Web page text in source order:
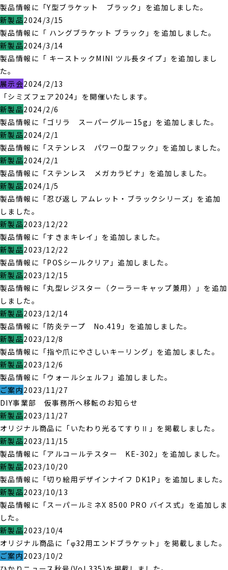
製品情報に「Y型ブラケット ブラック」を追加しました。
新製品2024/3/15
製品情報に「 ハングブラケット ブラック」を追加しました。
新製品2024/3/14
製品情報に「 キーストックMINI ツル長タイプ」を追加しまし
た。
展示会2024/2/13
「シミズフェア2024」を開催いたします。
新製品2024/2/6
製品情報に「ゴリラ スーパーグルー15g」を追加しました。
新製品2024/2/1
製品情報に「ステンレス パワーO型フック」を追加しました。
新製品2024/2/1
製品情報に「ステンレス メガカラビナ」を追加しました。
新製品2024/1/5
製品情報に「忍び返し アムレット・ブラックシリーズ」を追加
しました。
新製品2023/12/22
製品情報に「すきまキレイ」を追加しました。
新製品2023/12/22
製品情報に「POSシールクリア」追加しました。
新製品2023/12/15
製品情報に「丸型レジスター（クーラーキャップ兼用）」を追加
しました。
新製品2023/12/14
製品情報に「防炎テープ No.419」を追加しました。
新製品2023/12/8
製品情報に「指や爪にやさしいキーリング」を追加しました。
新製品2023/12/6
製品情報に「ウォールシェルフ」追加しました。
ご案内2023/11/27
DIY事業部 仮事務所へ移転のお知らせ
新製品2023/11/27
オリジナル商品に「いたわり光るてすりⅡ」を掲載しました。
新製品2023/11/15
製品情報に「アルコールテスター KE-302」を追加しました。
新製品2023/10/20
製品情報に「切り絵用デザインナイフ DK1P」を追加しました。
新製品2023/10/13
製品情報に「スーパールミネX 8500 PRO バイス式」を追加しま
した。
新製品2023/10/4
オリジナル商品に「φ32用エンドブラケット」を掲載しました。
ご案内2023/10/2